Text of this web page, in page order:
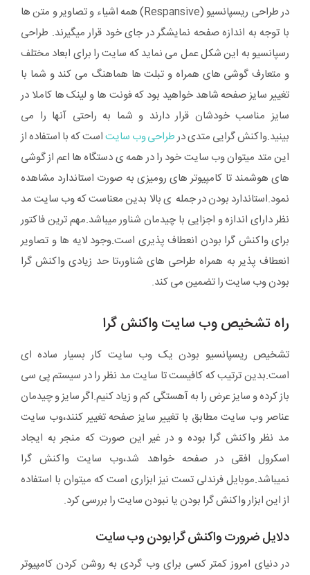
در طراحی ریسپانسیو (Respansive) همه اشیاء و تصاویر و متن ها
با توجه به اندازه صفحه نمایشگر در جای خود قرار میگیرند. طراحی
رسپانسیو به این شکل عمل می نماید که سایت را برای ابعاد مختلف
و متعارف گوشی های همراه و تبلت ها هماهنگ می کند و شما با
تغییر سایز صفحه شاهد خواهید بود که فونت ها و لینک ها کاملا در
سایز مناسب خودشان قرار دارند و شما به راحتی آنها را می
بینید.واکنش گرایی متدی درطراحی وب سایتاست که با استفاده از
این متد میتوان وب سایت خود را در همه ی دستگاه ها اعم از گوشی
های هوشمند تا کامپیوتر های رومیزی به صورت استاندارد مشاهده
نمود.استاندارد بودن در جمله ی بالا بدین معناست که وب سایت مد
نظر دارای اندازه و اجزایی با چیدمان شناور میباشد.مهم ترین فاکتور
برای واکنش گرا بودن انعطاف پذیری است.وجود لایه ها و تصاویر
انعطاف پذیر به همراه طراحی های شناور،تا حد زیادی واکنش گرا
بودن وب سایت را تضمین می کند.
راه تشخیص وب سایت واکنش گرا
تشخیص ریسپانسیو بودن یک وب سایت کار بسیار ساده ای
است.بدین ترتیب که کافیست تا سایت مد نظر را در سیستم پی سی
باز کرده و سایز عرض را به آهستگی کم و زیاد کنیم.اگر سایز و چیدمان
عناصر وب سایت مطابق با تغییر سایز صفحه تغییر کنند،وب سایت
مد نظر واکنش گرا بوده و در غیر این صورت که منجر به ایجاد
اسکرول افقی در صفحه خواهد شد،وب سایت واکنش گرا
نمیباشد.موبایل فرندلی تست نیز ابزاری است که میتوان با استفاده
از این ابزار واکنش گرا بودن یا نبودن سایت را بررسی کرد.
دلایل ضرورت واکنش گرا بودن وب سایت
در دنیای امروز کمتر کسی برای وب گردی به روشن کردن کامپیوتر